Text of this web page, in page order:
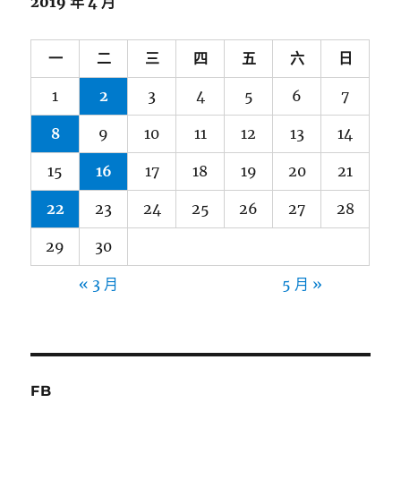
一 二 三 四 五 六 日
1 2 3 4 5 6 7
8 9 10 11 12 13 14
15 16 17 18 19 20 21
22 23 24 25 26 27 28
29 30
« 3 月 5 月 »
FB